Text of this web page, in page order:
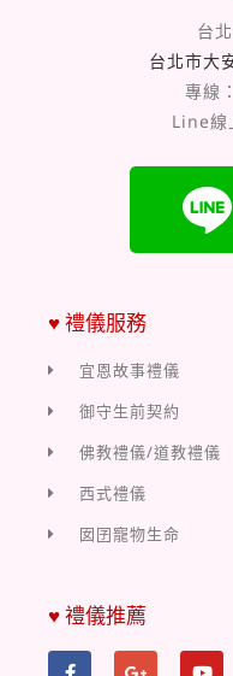
台
台北市大
專線：
Line線
♥ 禮儀服務
宜恩故事禮儀
御守生前契約
佛教禮儀/道教禮儀
西式禮儀
囡囝寵物生命
♥ 禮儀推薦